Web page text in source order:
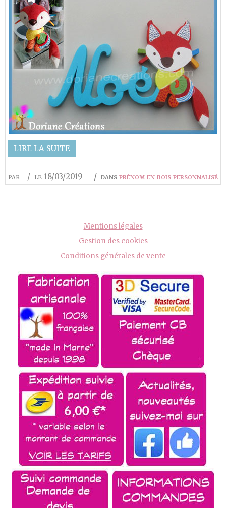
par le 18/03/2019 dans prénom en bois personnalisé
LIRE LA SUITE
Mentions légales
Gestion des cookies
Conditions générales de vente